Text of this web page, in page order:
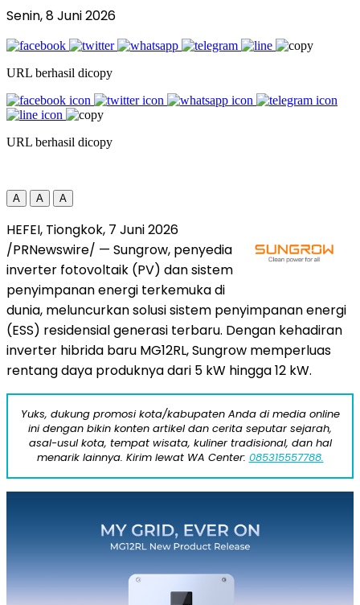
Senin, 8 Juni 2026
URL berhasil dicopy
URL berhasil dicopy
A A A
HEFEI, Tiongkok, 7 Juni 2026
/PRNewswire/ — Sungrow, penyedia
inverter fotovoltaik (PV) dan sistem
penyimpanan energi terkemuka di
dunia, meluncurkan solusi sistem penyimpanan energi
(ESS) residensial generasi terbaru. Dengan kehadiran
inverter hibrida baru MG12RL, Sungrow memperluas
rentang daya produknya dari 5 kW hingga 12 kW.
Yuks, dukung promosi kota/kabupaten Anda di media online
ini dengan bikin konten artikel dan cerita seputar sejarah,
asal-usul kota, tempat wisata, kuliner tradisional, dan hal
menarik lainnya. Kirim lewat WA Center: 085315557788.